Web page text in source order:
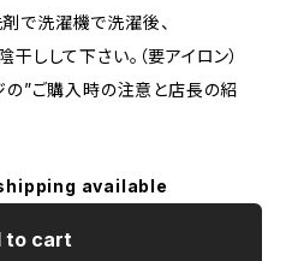
洗濯機で洗濯後、
しして下さい。（要アイロン）
の”ご購入時の注意と店長の紹
available
to cart